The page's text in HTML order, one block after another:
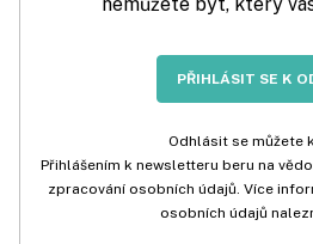
PŘIHLÁSIT SE K
Odhlásit se můžete
Přihlášením k newsletteru beru na
zpracování osobních údajů. Více
osobních údajů